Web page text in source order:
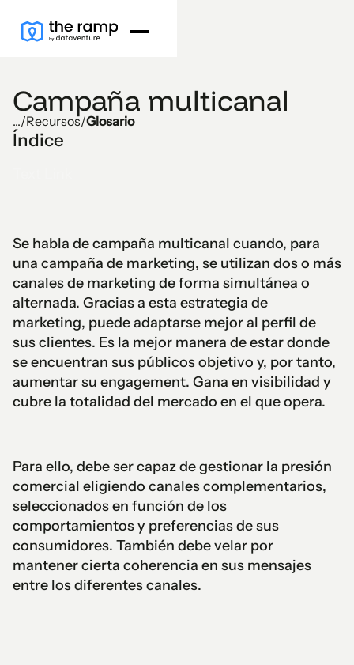
Campaña multicanal
.../Recursos/Glosario
Índice
Se habla de campaña multicanal cuando, para
una campaña de marketing, se utilizan dos o más
canales de marketing de forma simultánea o
alternada. Gracias a esta estrategia de
marketing, puede adaptarse mejor al perfil de
sus clientes. Es la mejor manera de estar donde
se encuentran sus públicos objetivo y, por tanto,
aumentar su engagement. Gana en visibilidad y
cubre la totalidad del mercado en el que opera.
Para ello, debe ser capaz de gestionar la presión
comercial eligiendo canales complementarios,
seleccionados en función de los
comportamientos y preferencias de sus
consumidores. También debe velar por
mantener cierta coherencia en sus mensajes
entre los diferentes canales.